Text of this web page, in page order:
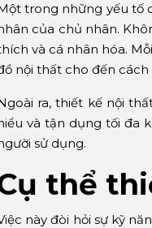
trong những yếu tố
của chủ nhân.
và cá nhân hóa.
nội thất cho đến
ra, thiết kế nội
và tận dụng tối đa
sử dụng.
thể
này đòi hỏi sự kỹ